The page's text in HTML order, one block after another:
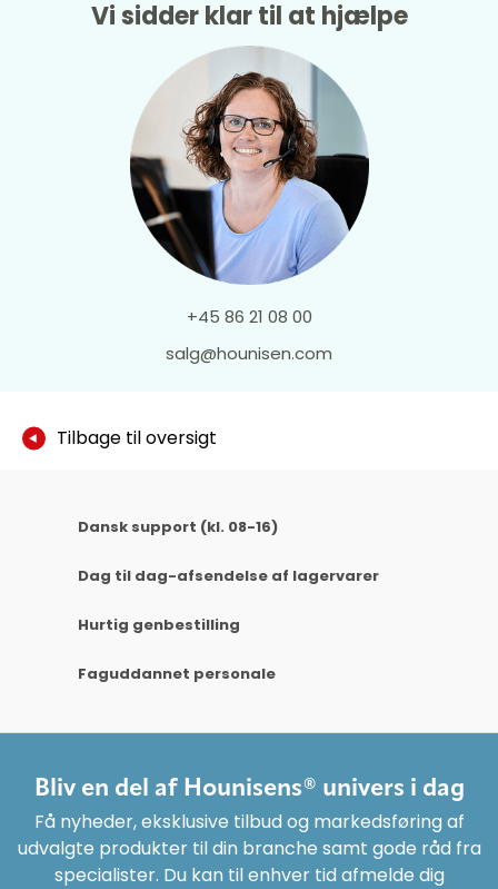
+45 86 21 08 00
salg@hounisen.com
Vi sidder klar til at hjælpe
Tilbage til oversigt
Dansk support (kl. 08-16)
Dag til dag-afsendelse af lagervarer
Hurtig genbestilling
Faguddannet personale
Bliv en del af Hounisens® univers i dag
Få nyheder, eksklusive tilbud og markedsføring af
udvalgte produkter til din branche samt gode råd fra
specialister. Du kan til enhver tid afmelde dig